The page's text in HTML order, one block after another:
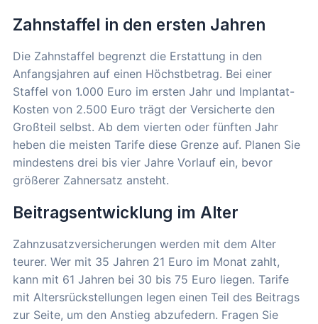
Zahnstaffel in den ersten Jahren
Die Zahnstaffel begrenzt die Erstattung in den
Anfangsjahren auf einen Höchstbetrag. Bei einer
Staffel von 1.000 Euro im ersten Jahr und Implantat-
Kosten von 2.500 Euro trägt der Versicherte den
Großteil selbst. Ab dem vierten oder fünften Jahr
heben die meisten Tarife diese Grenze auf. Planen Sie
mindestens drei bis vier Jahre Vorlauf ein, bevor
größerer Zahnersatz ansteht.
Beitragsentwicklung im Alter
Zahnzusatzversicherungen werden mit dem Alter
teurer. Wer mit 35 Jahren 21 Euro im Monat zahlt,
kann mit 61 Jahren bei 30 bis 75 Euro liegen. Tarife
mit Altersrückstellungen legen einen Teil des Beitrags
zur Seite, um den Anstieg abzufedern. Fragen Sie